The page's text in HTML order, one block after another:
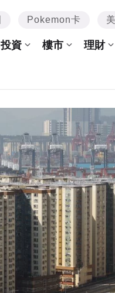
Pokemon卡
投資 樓市 理財